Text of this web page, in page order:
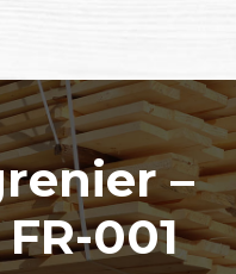
–
001